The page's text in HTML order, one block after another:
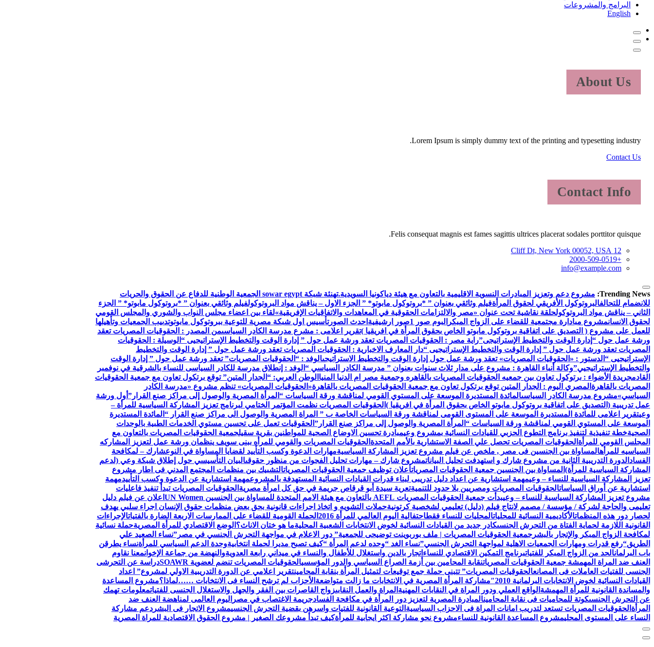
البرامج والمشروعات
English
About Us
Lorem Ipsum is simply dummy text of the printing and typesetting industry.
Contact Us
Contact Info
Felis consequat magnis est fames sagittis ultrices placerat sodales porttitor quisque.
12 Cliff Dt, New York 00052, USA
+2000-509-0519
info@example.com
Trending News: مشروع دعم وتعزيز المبادرات النسوية الاقليمية بالتعاون مع هيئة دياكونيا السويدية.
تهنئة شبكة sowar egypt الجمعية الوطنية للدفاع عن الحقوق والحريات
للانضمام للتحالفالبروتوكول الأفريقي لحقوق المرأةفيلم وثائقي بعنوان ” *بروتوكول مابوتو* ” الجزء الاول – يناقش مواد البروتوكولفيلم وثائقي بعنوان ” *بروتوكول مابوتو* ” الجزء
الثاني – يناقش مواد البروتوكولحلقة نقاشية تحت عنوان «مصر والالتزامات الحقوقية في المعاهدات والاتفاقيات الإفريقية»لقاء بين اعضاء مجلس النواب والشوري والمجلس القومي
لحقوق الانسانمشروع مبادارة مجتمعية للقضاء على الزواج المبكر البوم صور 1 صور ارشيفية احدث الصورتأسيس اول شبكة مصرية للتوعية ببروتوكول مابوتوتدىيب الجمعيات وتأهيلها
للعمل على مشروع ( التصديق على اتفاقية بروتوكول مابوتو الخاص بحقوق المرأة في افريقيا )تقرير اعلامى : مشرع مدرسة الكادر السياسىمن المصدر : الحقوقيات المصريات تعقد
ورشة عمل حول “إدارة الوقت والتخطيط الإستراتيجى”راية مصر : الحقوقيات المصريات تعقد ورشة عمل حول ” إدارة الوقت والتخطيط الإستراتيجيى “ الوسيلة : الحقوقيات
المصريات تعقد ورشة عمل حول ” إدارة الوقت والتخطيط الإستراتيجيى “دار المعارف الاخبارية : الحقوقيات المصريات تعقد ورشة عمل حول ” إدارة الوقت والتخطيط
الإستراتيجيى “ الدستور : «الحقوقيات المصريات» تعقد ورشة عمل حول إدارة الوقت والتخطيط الاستراتيجىالوفد : “الحقوقيات المصريات” تعقد ورشة عمل حول ” إدارة الوقت
والتخطيط الإستراتيجيي”وكالة أنباء القاهرة : مشروع على مدار ثلاث سنوات بعنوان ” مدرسة الكادر السياسي “ الوفد : إنطلاق مدرسة للكادر السياسى للنساء بالشرقية في نوفمبر
القادمجريدة الأضواء : برتوكول تعاون بين جمعيه الحقوقيات المصريات بالقاهره وجمعية مصر ام الدنيا المنيا الوطن العربي: “الجدار المتين” توقع برتكول تعاون مع جمعية الحقوقيات
المصريات بالقاهرة المصري اليوم : الجدار المتين توقع برتكول تعاون مع جمعية الحقوقيات المصريات بالقاهرة«الحقوقيات المصريات» تنظم مشروع «مدرسة الكادر
السياسي»مشروع مدرسة الكادر السياسىالمائدة المستديرة الموسعة على المستوي القومي لمناقشة ورقة السياسات “المرأة المصرية والوصول إلى مراكز صنع القرار” أول ورشة
عمل تدريبية (التصديق على اتفاقية بروتوكول مابوتو الخاص بحقوق المرأة في افريقيا ) الحقوقيات المصريات نظمت المؤتمر الختامي لبرنامج تعزيز المشاركة السياسية للمرأة –
وعيتقرير اعلامى للمائدة المستديرة الموسعة على المستوى القومى لمناقشة ورقة السياسات الخاصة ب ” المراة المصرية والوصول الى مراكز صنع القرار “ المائدة المستديرة
الموسعة على المستوي القومي لمناقشة ورقة السياسات “المرأة المصرية والوصول إلى مراكز صنع القرار” الحقوقيات تعمل على تحسين مستوي الخدمات الطبية بالوحدات
الصحيةخطة تنفيذية لتنفيذ برنامج التطوع الحزبي للقيادات النسائية بمشروع وعيمبادرة تحسين الاوضاع الصحية للمواطنين بقرية سقيلجمعية الحقوقيات المصريات بالتعاون مع
المجلس القومي للمرأة الحقوقيات المصريات تحصل علي الصفة الاستشارية بالأمم المتحدة الحقوقيات المصريات والقومي للمرأه ببنى سويف ينظمان ورشة عمل لتعزيز المشاركه
السياسيه للمرأهالمساواة بين الجنسين فى مصر , ملخص عن فيلم مشروع تعزيز المشاركة السياسيةمهارات الدعوة وكسب التأييد لقضايا المساواة في النوعشارك – لمكافحة
الفساد الدورة التدريبية الثانية من مشروع شارك و استهدفت تحليل البياناتمشروع شارك – مهارات تحليل الفجوات من منظور حقوقىالبيان التأسيسي حول إطلاق شبكة وعي (لدعم
المشاركة السياسية للمرأة) المساواة بين الجنسين جمعية الحقوقيات المصرياتأعلان توظيف جمعية الحقوقيات المصرياتالتشبيك بين منظمات المجتمع المدني فى اطار مشروع
تعزيز المشاركة السياسية للنساء – وعيمهمة استشارية عن اعداد دليل تدريبى لبناء قدرات القيادات النسائية المستهدفة بالمشروعمهمة استشارية عن الدعوة وكسب التأييدمهمة
استشارية عن أوراق السياساتالحقوقيات المصريات ومصريين بلا حدود للتنميةتعرية سيدة أبو قرقاص جريمة في حق كل امرأة مصرية الحقوقيات المصريات تبدأ تنفيذ فاعليات
مشروع تعزيز المشاركة السياسية للنساء – وعيبدأت جمعية الحقوقيات المصريات AEFL بالتعاون مع هيئة الامم المتحدة للمساواة بين الجنسين UN Women
اعلان عن فيلم دليل
تعليمى والحاجة لشركة / مؤسسة / مصمم لانتاج فيلم (دليل) تعليمي لشخصية كرتونيةحملات التشويه و اتخاذ اجراءات قانونية بحق بعض منظمات حقوق الإنسان اجراء سلبي يهدف
لحصار دور هذه المنظماتالأكاديمية النسائية للمحلياتالمحليات للنساء فقطاحتفالية اليوم العالمي للمرأة 2016 الحملة القومية للقضاء على الممارسات الاربعة الضارة بالفتياتالإجراءات
القانونية اللازمة لحماية الفتاة من التحرش الجنسىكادر جديد من القيادات النسائية لخوض الانتخابات الشعبية المحليةما هو ختان الاناث؟ الوضع الاقتصادي للمرأة المصريةحملة نسائية
لمكافحة الزواج المبكر والإتجار بالبشر جمعية الحقوقيات المصريات | ملف بوربوينت توضيحى للجمعية” دور الاعلام في مواجهة التحرش الجنسي في مصر”نساء الصعيد علي
الطريق“رفع قدرات ومهارات الجمعيات الاهلية لمواجهة التحرش الجنسي”نساء الغد “وحده لدعم المرأة “كيف تصبح مديرا لحملة انتخابيةوحدة الدعم السياسي للمرأةنساء يطرقن
باب البرلمانالحد من الزواج المبكر للفتياتبرنامج التمكين الاقتصادي للنساء اتجار بالدين واستغلال للأطفال والنساء في ميداني رابعة العدويةوالنهضة من جماعة الإخوانمعنا نقاوم
العنف ضد المراة المهمشة جمعية الحقوقيات المصرياتنقابة المحامين بين أزمة الصراع السياسي والدور المؤسسيالحقوقيات المصريات تنضم لعضوية SOAWR
دراسة عن التحرشى
الجنسى للفتيات العاملات فى المصانعالحقوقيات المصريات” تتبنى حملة جمع توقيعات لتمثيل المرأة بنقابة المحامينتقرير اعلامي عن الدورة التدريبية الاولي لمشروع” اعداد
القيادات النسائية لخوض الانتخابات البرلمانية 2010″
مشاركة المرأة المصرية في الانتخابات ما زالت متواضعة الأحزاب لم ترشح النساء فى الانتخابات ……لماذا؟مشروع المساعدة
والمساندة القانونية للمرأة المهمشة الواقع العملي ودور المراة في النقابات المهنية المراة والعمل النقابىزواج القاصرات بين الفقر والجهل والاستغلال الجنسى للفتياتمعلومات تهمك
عن التحرش الجنسىكوتة للمحاميات فى نقابة المحامينالمبادرة المصرية لتعزيز دور المرأة في مكافحة الفسادجريمة الاغتصاب في مصر اليوم العالمى لمناهضة العنف ضد
المرأة الحقوقيات المصريات تستعد لتدريب امانات المراة فى الاحزاب السياسية التوعية القانونية للفتيات واسرهن بقضية التحرش الجنسيمشروع الاتجار فى البشر دعم مشاركة
النساء على المستوى المحليمشروع المساعدة القانونية للنساءمشروع نحو مشاركة اكثر ايجابية للمرأةكيف تبدأ مشروعك الصغير | مشروع الحقوق الاقتصادية للمراة المصرية